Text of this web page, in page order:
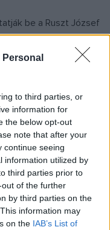
to third parties, or
information for
the below opt-out
note that after your
continue seeing
information utilized by
third parties prior to
of the further
by third parties on the
information may
on the IAB’s List of
be a Ruszt József
milyen drámát
és Márai
készült